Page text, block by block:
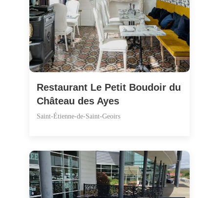
Restaurant Le Petit Boudoir du
Château des Ayes
Saint-Étienne-de-Saint-Geoirs